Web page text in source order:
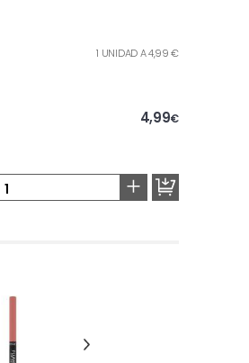
1 UNIDAD A 4,99 €
4,99€
+